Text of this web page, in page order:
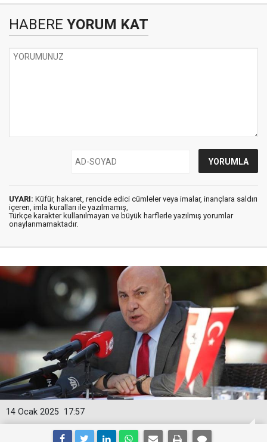
HABERE YORUM KAT
UYARI: Küfür, hakaret, rencide edici cümleler veya imalar, inançlara saldırı
içeren, imla kuralları ile yazılmamış,
Türkçe karakter kullanılmayan ve büyük harflerle yazılmış yorumlar
onaylanmamaktadır.
17:57
14 Ocak 2025